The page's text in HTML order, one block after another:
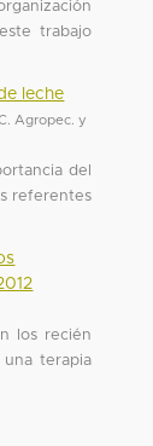
trabajo
leche
C. Agropec. y
del
referentes
los recién
terapia